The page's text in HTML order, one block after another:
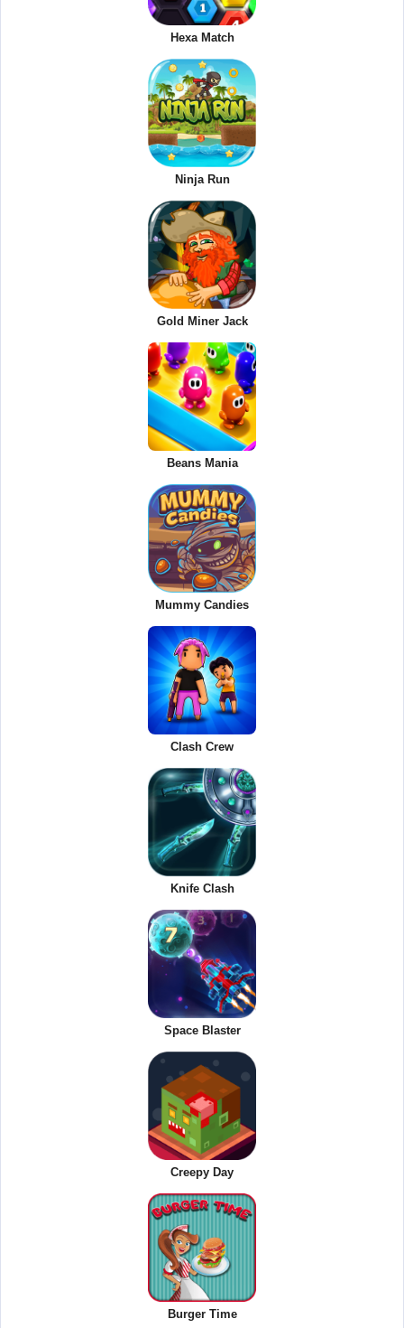
Hexa Match
Ninja Run
Gold Miner Jack
Beans Mania
Mummy Candies
Clash Crew
Knife Clash
Space Blaster
Creepy Day
Burger Time